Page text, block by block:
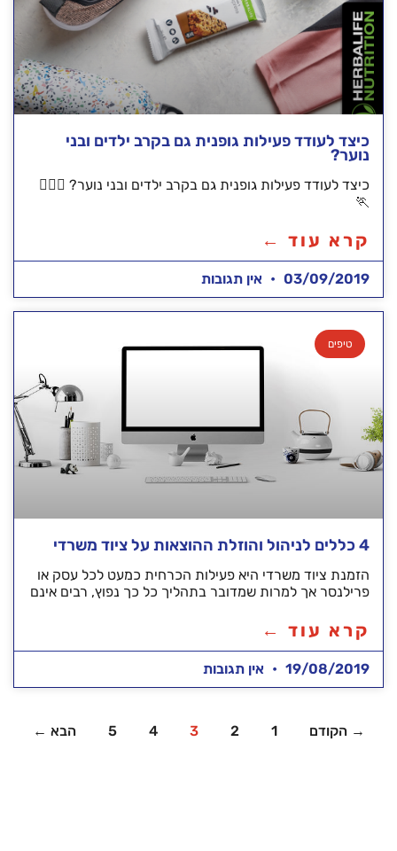
כיצד לעודד פעילות גופנית גם בקרב ילדים ובני
נוער?
כיצד לעודד פעילות גופנית גם בקרב ילדים ובני נוער? 🏃🏽‍♀️
🏃
קרא עוד ←
03/09/2019 אין תגובות
טיפים
4 כללים לניהול והוזלת ההוצאות על ציוד משרדי
הזמנת ציוד משרדי היא פעילות הכרחית כמעט לכל עסק או
פרילנסר אך למרות שמדובר בתהליך כל כך נפוץ, רבים אינם
קרא עוד ←
19/08/2019 אין תגובות
→ הקודם 1
2
3
4
5 הבא ←